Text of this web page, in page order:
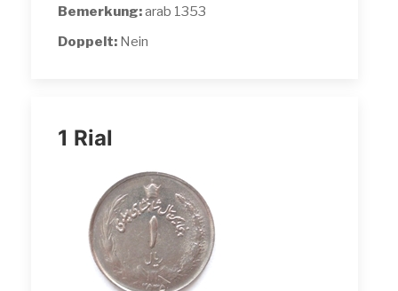
Bemerkung:arab 1353
Doppelt: Nein
1 Rial